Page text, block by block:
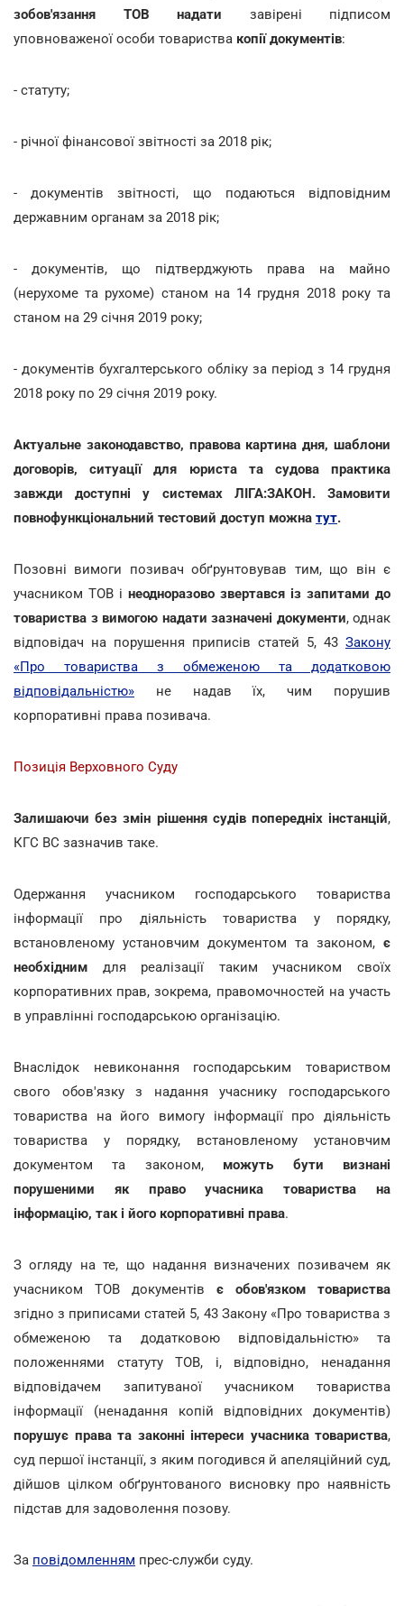
зобов'язання ТОВ надати завірені підписом
уповноваженої особи товариства копії документів:
- статуту;
- річної фінансової звітності за 2018 рік;
- документів звітності, що подаються відповідним
державним органам за 2018 рік;
- документів, що підтверджують права на майно
(нерухоме та рухоме) станом на 14 грудня 2018 року та
станом на 29 січня 2019 року;
- документів бухгалтерського обліку за період з 14 грудня
2018 року по 29 січня 2019 року.
Актуальне законодавство, правова картина дня, шаблони
договорів, ситуації для юриста та судова практика
завжди доступні у системах ЛІГА:ЗАКОН. Замовити
повнофункціональний тестовий доступ можна тут.
Позовні вимоги позивач обґрунтовував тим, що він є
учасником ТОВ і неодноразово звертався із запитами до
товариства з вимогою надати зазначені документи, однак
відповідач на порушення приписів статей 5, 43 Закону
«Про товариства з обмеженою та додатковою
відповідальністю» не надав їх, чим порушив
корпоративні права позивача.
Позиція Верховного Суду
Залишаючи без змін рішення судів попередніх інстанцій,
КГС ВС зазначив таке.
Одержання учасником господарського товариства
інформації про діяльність товариства у порядку,
встановленому установчим документом та законом, є
необхідним для реалізації таким учасником своїх
корпоративних прав, зокрема, правомочностей на участь
в управлінні господарською організацію.
Внаслідок невиконання господарським товариством
свого обов'язку з надання учаснику господарського
товариства на його вимогу інформації про діяльність
товариства у порядку, встановленому установчим
документом та законом, можуть бути визнані
порушеними як право учасника товариства на
інформацію, так і його корпоративні права.
З огляду на те, що надання визначених позивачем як
учасником ТОВ документів є обов'язком товариства
згідно з приписами статей 5, 43 Закону «Про товариства з
обмеженою та додатковою відповідальністю» та
положеннями статуту ТОВ, і, відповідно, ненадання
відповідачем запитуваної учасником товариства
інформації (ненадання копій відповідних документів)
порушує права та законні інтереси учасника товариства,
суд першої інстанції, з яким погодився й апеляційний суд,
дійшов цілком обґрунтованого висновку про наявність
підстав для задоволення позову.
За повідомленням прес-служби суду.